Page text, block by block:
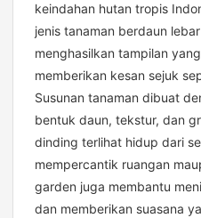
keindahan hutan tropis
jenis tanaman berdaun
menghasilkan tampilan
memberikan kesan sejuk
Susunan tanaman dibuat
bentuk daun, tekstur, dan
dinding terlihat hidup dari
mempercantik ruangan
garden juga membantu
dan memberikan suasana